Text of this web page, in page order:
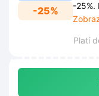
-25%
-25%.
Platí